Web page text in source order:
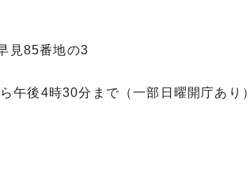
見85番地の3
午後4時30分まで（一部日曜開庁あり）